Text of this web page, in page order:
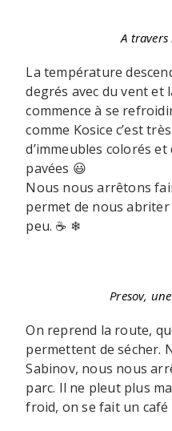
A
La température
degrés avec du vent et
commence à se
comme Kosice c’est
d’immeubles colorés
pavées 😃
Nous nous arrêtons
permet de nous
peu. ☕ ❄
Presov,
On reprend la route,
permettent de sécher.
Sabinov, nous nous
parc. Il ne pleut plus
froid, on se fait un